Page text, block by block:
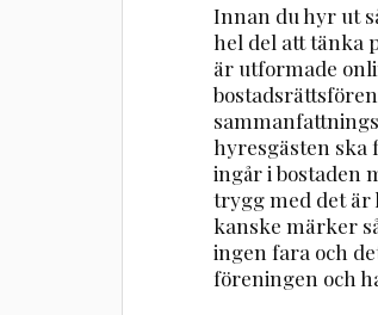
Innan du hyr ut
hel del att tänka
är utformade
hyresgästen ska
ingår i bostaden
trygg med det är
kanske märker
ingen fara och
föreningen och